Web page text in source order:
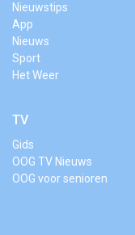
Nieuwstips
App
Nieuws
Sport
Het Weer
TV
Gids
OOG TV Nieuws
OOG voor senioren